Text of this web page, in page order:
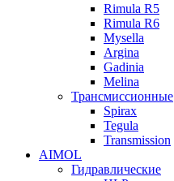
Rimula R5
Rimula R6
Mysella
Argina
Gadinia
Melina
Трансмиссионные
Spirax
Tegula
Transmission
AIMOL
Гидравлические